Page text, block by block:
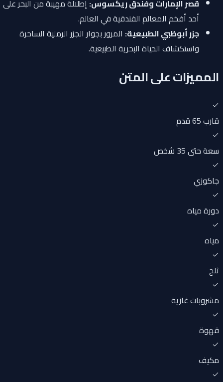
قصر الإمارات وفندق ريكسوس:إطلالة مهيبة من البحر على
أحد أفخم المعالم الفندقية في العالم.
جزر أبوظبي الطبيعية:المرور بجوار الجزر الرملية الساحرة
واستكشاف الحياة البحرية الطبيعية.
المميزات على المتن
قارب 65 قدم
سعة حتى 35 شخص
جاكوزي
دورة مياه
مياه
ثلج
مشروبات غازية
قهوة
مكيف